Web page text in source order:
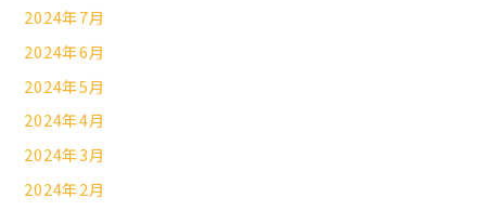
2024年7月
2024年6月
2024年5月
2024年4月
2024年3月
2024年2月